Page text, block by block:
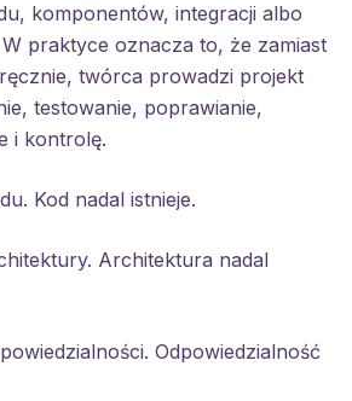
komponentów, integracji albo
praktyce oznacza to, że zamiast
twórca prowadzi projekt
testowanie, poprawianie,
i kontrolę.
Kod nadal istnieje.
Architektura nadal
Odpowiedzialność